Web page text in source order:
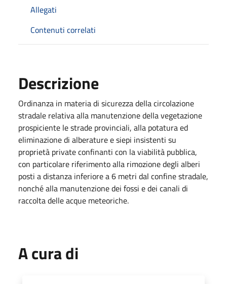
Allegati
Contenuti correlati
Descrizione
Ordinanza in materia di sicurezza della circolazione
stradale relativa alla manutenzione della vegetazione
prospiciente le strade provinciali, alla potatura ed
eliminazione di alberature e siepi insistenti su
proprietà private confinanti con la viabilità pubblica,
con particolare riferimento alla rimozione degli alberi
posti a distanza inferiore a 6 metri dal confine stradale,
nonché alla manutenzione dei fossi e dei canali di
raccolta delle acque meteoriche.
A cura di